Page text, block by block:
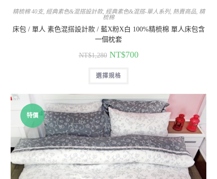
精梳棉 40支, 經典素色&混搭設計款, 經典素色&混搭-單人系列, 熱賣商品, 精
梳棉
床包 / 單人 素色混搭設計款 / 藍X粉X白 100%精梳棉 單人床包含
一個枕套
NT$1,280 NT$700
選擇規格
特價